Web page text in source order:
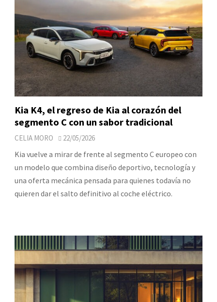
Kia K4, el regreso de Kia al corazón del
segmento C con un sabor tradicional
CELIA MORO 22/05/2026
Kia vuelve a mirar de frente al segmento C europeo con
un modelo que combina diseño deportivo, tecnología y
una oferta mecánica pensada para quienes todavía no
quieren dar el salto definitivo al coche eléctrico.